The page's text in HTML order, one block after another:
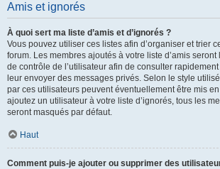
Amis et ignorés
À quoi sert ma liste d’amis et d’ignorés ?
Vous pouvez utiliser ces listes afin d’organiser et trier
forum. Les membres ajoutés à votre liste d’amis
de contrôle de l’utilisateur afin de consulter
leur envoyer des messages privés. Selon le style
par ces utilisateurs peuvent éventuellement être mis
ajoutez un utilisateur à votre liste d’ignorés, tous les
seront masqués par défaut.
Haut
Comment puis-je ajouter ou supprimer des